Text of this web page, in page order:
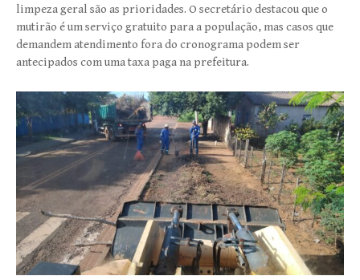
limpeza geral são as prioridades. O secretário destacou que o
mutirão é um serviço gratuito para a população, mas casos que
demandem atendimento fora do cronograma podem ser
antecipados com uma taxa paga na prefeitura.